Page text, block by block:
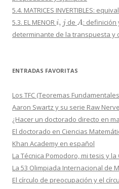
5.4. MATRICES INVERTIBLES:
5.3. EL MENORi,j de A: definición
determinante de la transpuesta y
ENTRADAS FAVORITAS
Los TFC (Teoremas
Aaron Swartz y su serie Raw Nerve
¿Hacer un doctorado directo en
El doctorado en Ciencias
Khan Academy en español
La Técnica Pomodoro, mi tesis y la
La 53 Olimpiada Internacional de
El círculo de preocupación y el